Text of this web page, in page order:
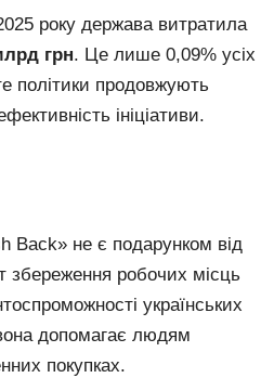
року держава витратила
грн. Це лише 0,09% усіх
політики продовжують
ініціативи.
Back» не є подарунком від
збереження робочих місць
українських
допомагає людям
покупках.